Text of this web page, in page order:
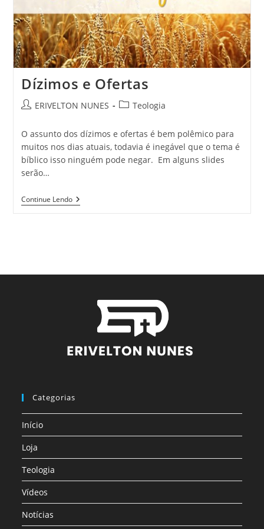
Dízimos e Ofertas
ERIVELTON NUNES Teologia
O assunto dos dízimos e ofertas é bem polêmico para
muitos nos dias atuais, todavia é inegável que o tema é
bíblico isso ninguém pode negar. Em alguns slides
serão…
Continue Lendo
Categorias
Início
Loja
Teologia
Vídeos
Notícias